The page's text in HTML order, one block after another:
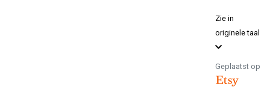
Zie in
originele taal
Geplaatst op